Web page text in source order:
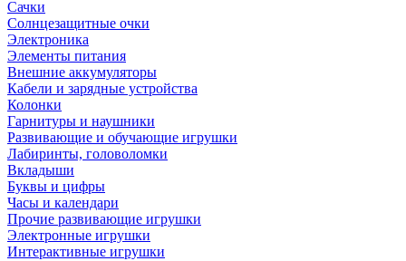
Сачки
Солнцезащитные очки
Электроника
Элементы питания
Внешние аккумуляторы
Кабели и зарядные устройства
Колонки
Гарнитуры и наушники
Развивающие и обучающие игрушки
Лабиринты, головоломки
Вкладыши
Буквы и цифры
Часы и календари
Прочие развивающие игрушки
Электронные игрушки
Интерактивные игрушки